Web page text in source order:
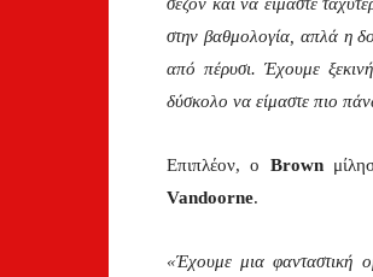
στην βαθμολογία, απλά η
από πέρυσι. Έχουμε
δύσκολο να είμαστε πιο
Επιπλέον, ο Brown
Vandoorne.
«Έχουμε μια φανταστική